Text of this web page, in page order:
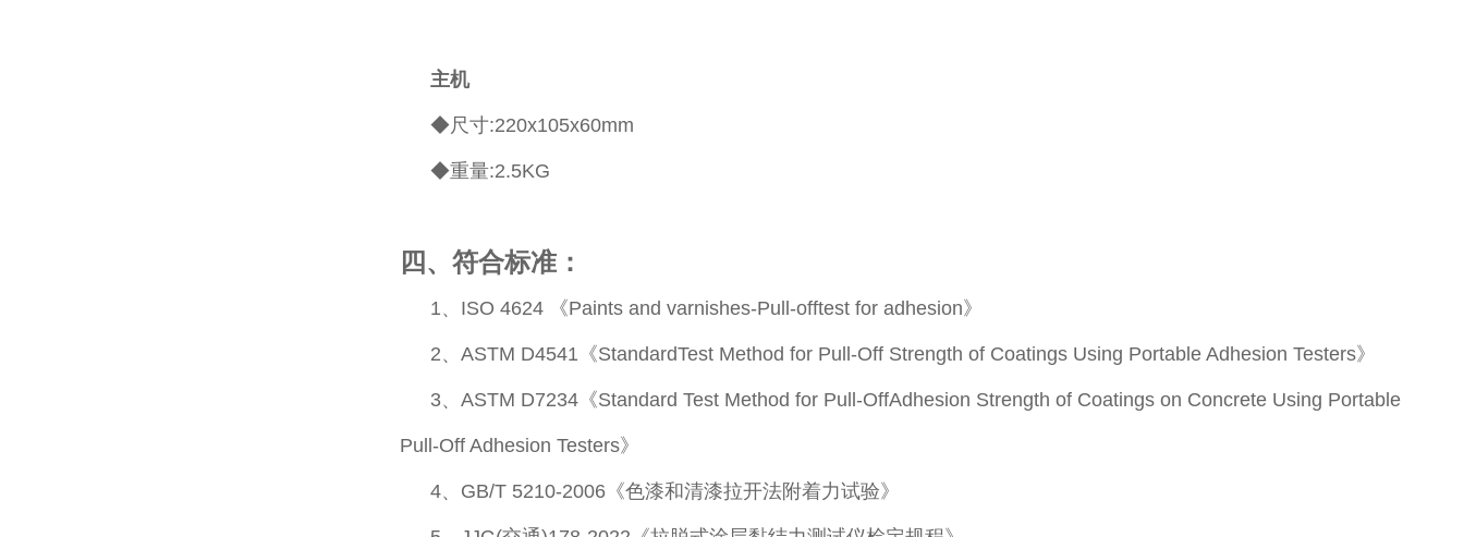
主机
◆尺寸:220x105x60mm
◆重量:2.5KG
四、符合标准：
1、ISO 4624 《Paints and varnishes-Pull-offtest for adhesion》
2、ASTM D4541《StandardTest Method for Pull-Off Strength of Coatings Using Portable Adhesion Testers》
3、ASTM D7234《Standard Test Method for Pull-OffAdhesion Strength of Coatings on Concrete Using Portable
Pull-Off Adhesion Testers》
4、GB/T 5210-2006《色漆和清漆拉开法附着力试验》